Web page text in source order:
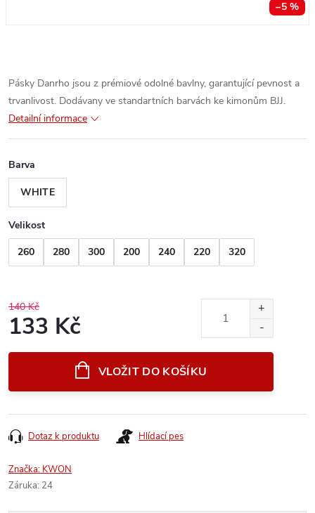
–5 %
Pásky Danrho jsou z prémiové odolné bavlny, garantující pevnost a
trvanlivost. Dodávany ve standartních barvách ke kimonům BJJ.
Detailní informace
Barva
WHITE
Velikost
260
280 300 200 240 220 320
140 Kč
133 Kč
VLOŽIT DO KOŠÍKU
Dotaz k produktu Hlídací pes
Značka: KWON
Záruka: 24